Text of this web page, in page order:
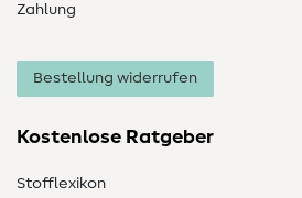
Zahlung
Bestellung widerrufen
Kostenlose Ratgeber
Stofflexikon